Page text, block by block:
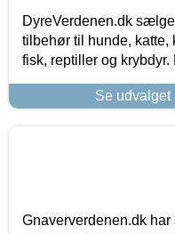
DyreVerdenen.dk
tilbehør til hunde, katte,
fisk, reptiller og
Se udvalget
Gnaververdenen.dk